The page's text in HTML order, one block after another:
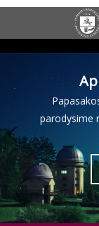
parodysime